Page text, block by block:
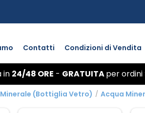
Contatti Condizioni di Vendita
in 24/48 ORE - GRATUITAper ordini
(Bottiglia Vetro) / Acqua